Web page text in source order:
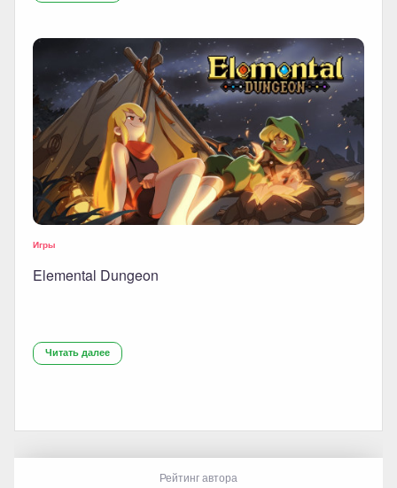
Игры
Elemental Dungeon
Читать далее
Рейтинг автора